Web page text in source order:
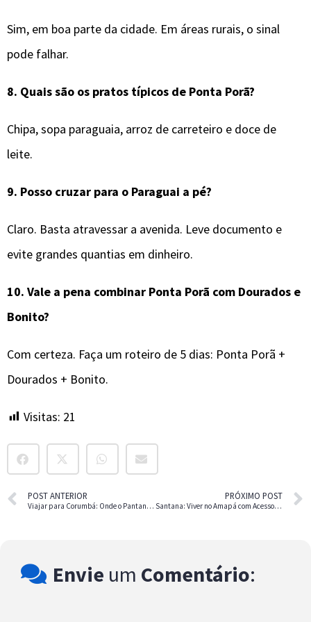
Sim, em boa parte da cidade. Em áreas rurais, o sinal
pode falhar.
8. Quais são os pratos típicos de Ponta Porã?
Chipa, sopa paraguaia, arroz de carreteiro e doce de
leite.
9. Posso cruzar para o Paraguai a pé?
Claro. Basta atravessar a avenida. Leve documento e
evite grandes quantias em dinheiro.
10. Vale a pena combinar Ponta Porã com Dourados e
Bonito?
Com certeza. Faça um roteiro de 5 dias: Ponta Porã +
Dourados + Bonito.
Visitas: 21
POST ANTERIOR
Viajar para Corumbá: Onde o Pantanal Encontra a Fronteira
PRÓXIMO POST
Santana: Viver no Amapá com Acesso à Natureza
Envie um Comentário: